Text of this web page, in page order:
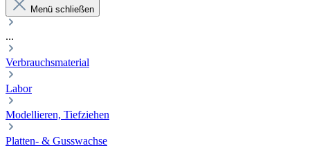
Menü schließen
...
Verbrauchsmaterial
Labor
Modellieren, Tiefziehen
Platten- & Gusswachse